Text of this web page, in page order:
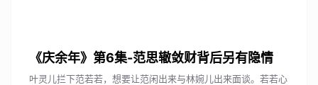
《庆余年》第6集-范思辙敛财背后另有隐情
叶灵儿拦下范若若，想要让范闲出来与林婉儿出来面谈。若若心